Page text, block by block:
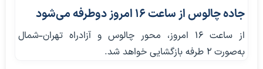
جاده چالوس از ساعت ۱۶ امروز دوطرفه می‌شود
از ساعت ۱۶ امروز، محور چالوس و آزادراه تهران-شمال
به‌صورت ۲ طرفه بازگشایی خواهد شد.